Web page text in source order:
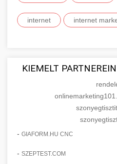
internet internet
KIEMELT
- GIAFORM.HU CNC
- SZEPTEST.COM